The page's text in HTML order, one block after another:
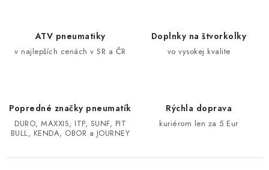
CAN AM RENEGADE 570/650/800/1000
CF MOTO 800/850 GLADIATOR X8
CF MOTO CFORCE X850/X1000
ATV pneumatiky
v najlepších cenách v SR a ČR
Doplnky na štvorkolky
vo vysokej kvalite
Popredné značky pneumatík
DURO, MAXXIS, ITP, SUNF, PIT
BULL, KENDA, OBOR a JOURNEY
Rýchla doprava
kuriérom len za 5 Eur